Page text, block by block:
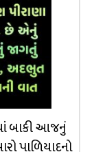
બાકી આજનું
પાળિયાદનો